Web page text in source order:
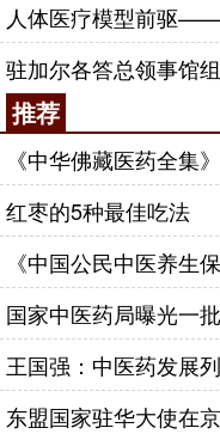
人体医疗模型前驱
驻加尔各答总领事馆
推荐
《中华佛藏医药全集
红枣的5种最佳吃法
《中国公民中医养生
国家中医药局曝光一
王国强：中医药发展
东盟国家驻华大使在